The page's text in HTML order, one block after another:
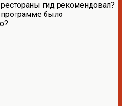
гид рекомендовал?
было